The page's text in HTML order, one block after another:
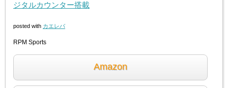
ジタルカウンター搭載
posted with カエレバ
RPM Sports
Amazon